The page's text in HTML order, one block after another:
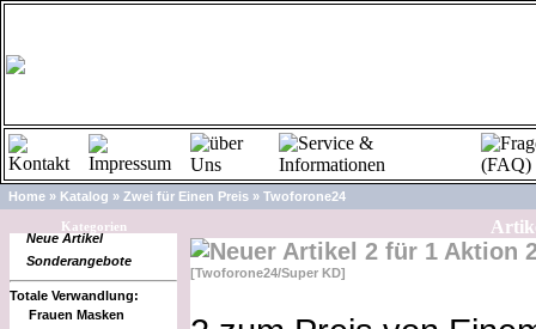
Home » Katalog » Zwei für Einen Preis » Twoforone24
Kategorien
Neue Artikel
Sonderangebote
Totale Verwandlung:
Frauen Masken
2 für 1 Aktion
[Twoforone24/Super KD]